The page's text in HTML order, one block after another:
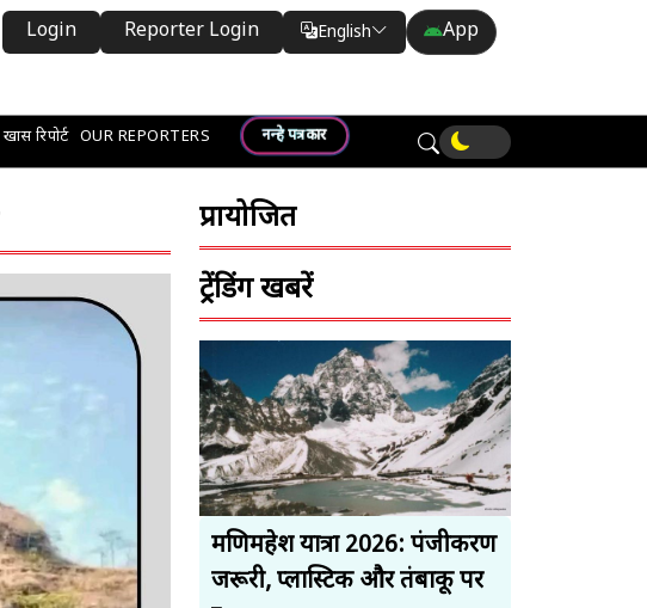
Login Reporter Login English
Translate
App
खास रिपोर्ट OUR REPORTERS नन्हे पत्रकार
प्रायोजित
ट्रेंडिंग खबरें
मणिमहेश यात्रा 2026: पंजीकरण
जरूरी, प्लास्टिक और तंबाकू पर